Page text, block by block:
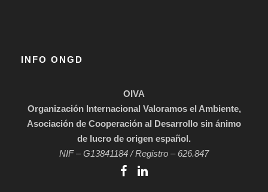
INFO ONGD
OIVA
Organización Internacional Valoramos el Ambiente,
Asociación de Cooperación al Desarrollo sin ánimo
de lucro de origen español.
NIF – G13841184 / Registro – 626.847